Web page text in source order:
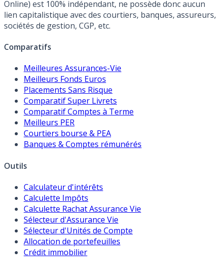
Online) est 100% indépendant, ne possède donc aucun
lien capitalistique avec des courtiers, banques, assureurs,
sociétés de gestion, CGP, etc.
Comparatifs
Meilleures Assurances-Vie
Meilleurs Fonds Euros
Placements Sans Risque
Comparatif Super Livrets
Comparatif Comptes à Terme
Meilleurs PER
Courtiers bourse & PEA
Banques & Comptes rémunérés
Outils
Calculateur d'intérêts
Calculette Impôts
Calculette Rachat Assurance Vie
Sélecteur d'Assurance Vie
Sélecteur d'Unités de Compte
Allocation de portefeuilles
Crédit immobilier